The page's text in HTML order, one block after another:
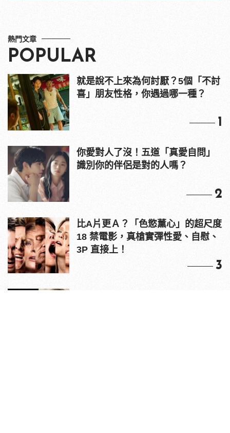
熱門文章
POPULAR
就是說不上來為何討厭？5個「不討
喜」朋友性格，你遇過哪一種？
1
你愛對人了沒！五道「真愛自問」
識別你的伴侶是對的人嗎？
2
比A片更Ａ？「色慾薰心」的超尺度
18 禁電影，真槍實彈性愛、自慰、
3P 直接上！
3